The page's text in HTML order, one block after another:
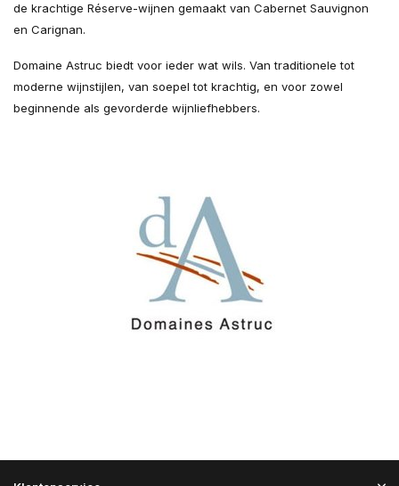
de krachtige Réserve-wijnen gemaakt van Cabernet Sauvignon
en Carignan.
Domaine Astruc biedt voor ieder wat wils. Van traditionele tot
moderne wijnstijlen, van soepel tot krachtig, en voor zowel
beginnende als gevorderde wijnliefhebbers.